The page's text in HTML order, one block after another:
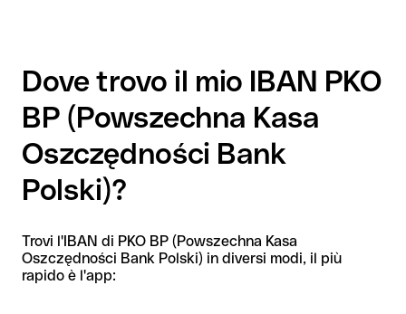
Dove trovo il mio IBAN PKO
BP (Powszechna Kasa
Oszczędności Bank
Polski)?
Trovi l'IBAN di PKO BP (Powszechna Kasa
Oszczędności Bank Polski) in diversi modi, il più
rapido è l'app: